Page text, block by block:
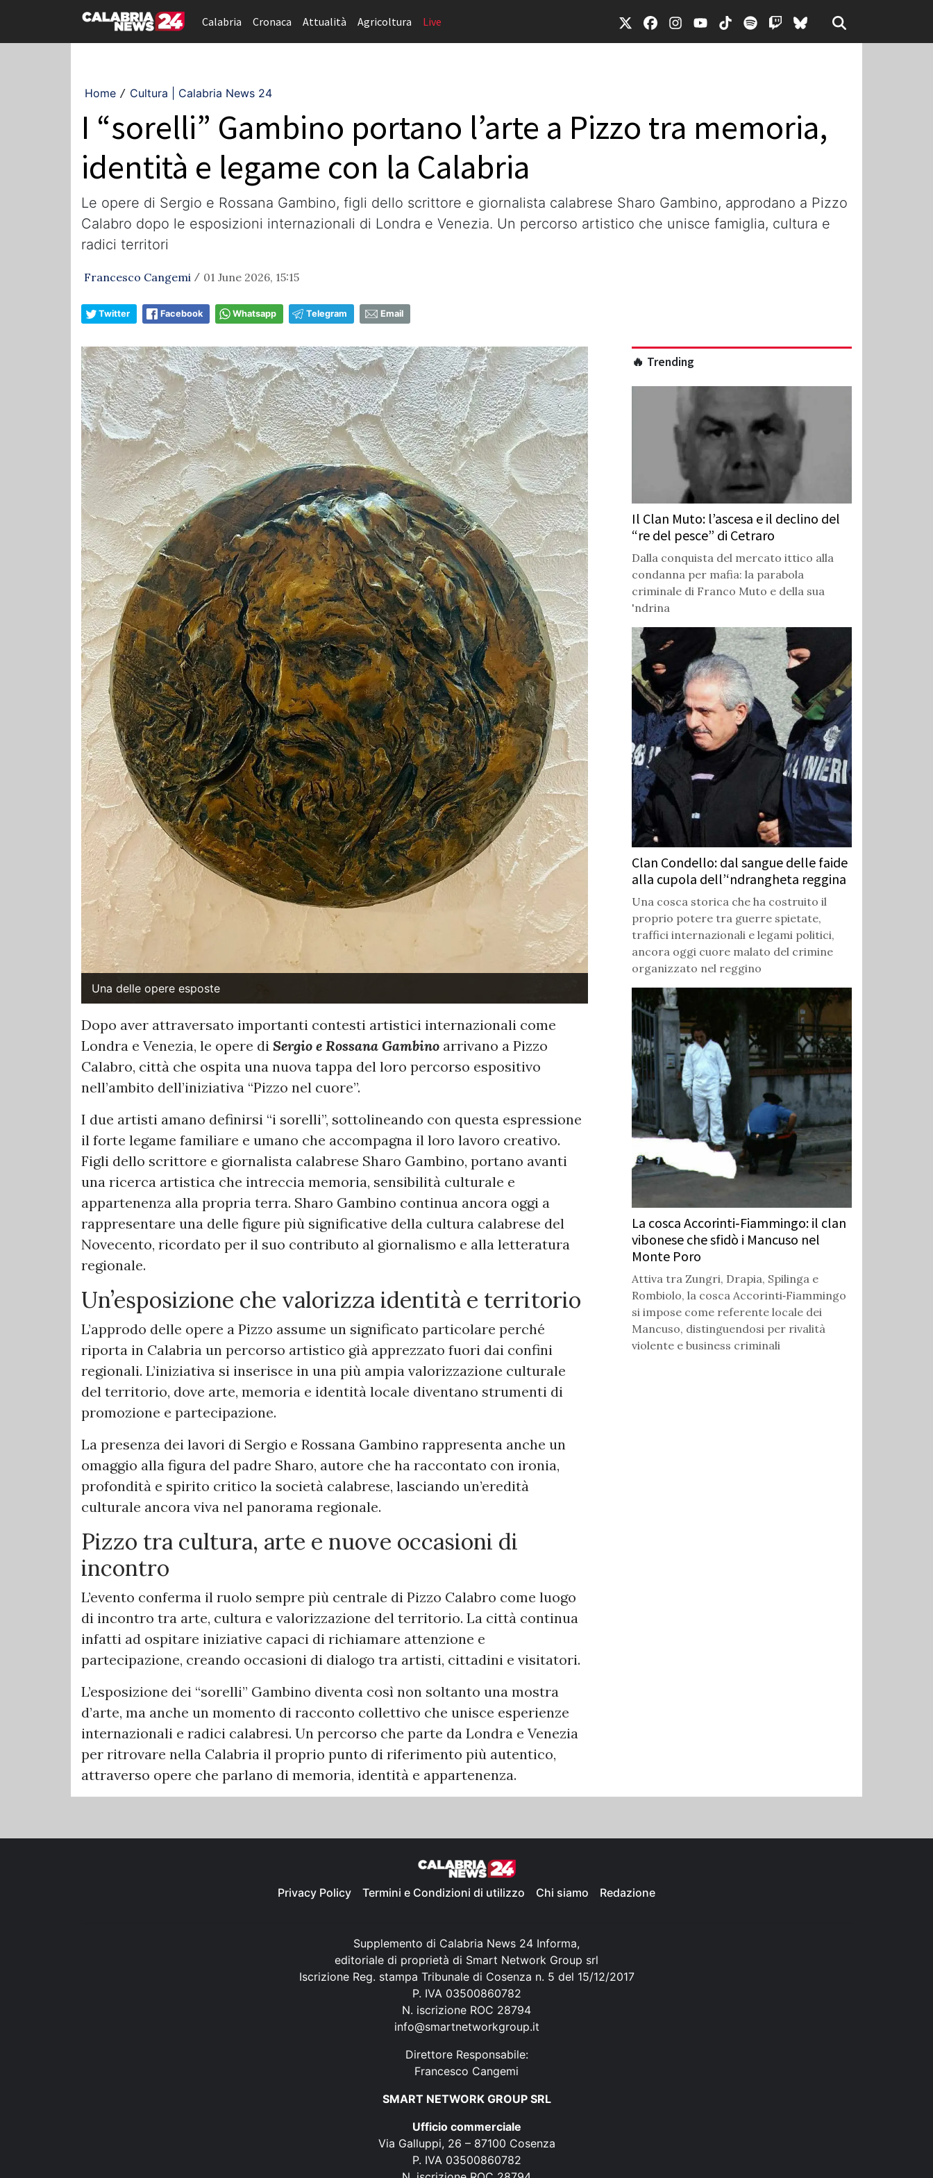
Calabria Cronaca Attualità Agricoltura Live
Home / Cultura | Calabria News 24
I “sorelli” Gambino portano l’arte a Pizzo tra memoria,
identità e legame con la Calabria
Le opere di Sergio e Rossana Gambino, figli dello scrittore e giornalista calabrese Sharo Gambino, approdano a Pizzo
Calabro dopo le esposizioni internazionali di Londra e Venezia. Un percorso artistico che unisce famiglia, cultura e
radici territori
Francesco Cangemi / 01 June 2026, 15:15
Twitter Facebook Whatsapp Telegram Email
Una delle opere esposte
Dopo aver attraversato importanti contesti artistici internazionali come
Londra e Venezia, le opere di Sergio e Rossana Gambino arrivano a Pizzo
Calabro, città che ospita una nuova tappa del loro percorso espositivo
nell’ambito dell’iniziativa “Pizzo nel cuore”.
I due artisti amano definirsi “i sorelli”, sottolineando con questa espressione
il forte legame familiare e umano che accompagna il loro lavoro creativo.
Figli dello scrittore e giornalista calabrese Sharo Gambino, portano avanti
una ricerca artistica che intreccia memoria, sensibilità culturale e
appartenenza alla propria terra. Sharo Gambino continua ancora oggi a
rappresentare una delle figure più significative della cultura calabrese del
Novecento, ricordato per il suo contributo al giornalismo e alla letteratura
regionale.
Un’esposizione che valorizza identità e territorio
L’approdo delle opere a Pizzo assume un significato particolare perché
riporta in Calabria un percorso artistico già apprezzato fuori dai confini
regionali. L’iniziativa si inserisce in una più ampia valorizzazione culturale
del territorio, dove arte, memoria e identità locale diventano strumenti di
promozione e partecipazione.
La presenza dei lavori di Sergio e Rossana Gambino rappresenta anche un
omaggio alla figura del padre Sharo, autore che ha raccontato con ironia,
profondità e spirito critico la società calabrese, lasciando un’eredità
culturale ancora viva nel panorama regionale.
Pizzo tra cultura, arte e nuove occasioni di
incontro
L’evento conferma il ruolo sempre più centrale di Pizzo Calabro come luogo
di incontro tra arte, cultura e valorizzazione del territorio. La città continua
infatti ad ospitare iniziative capaci di richiamare attenzione e
partecipazione, creando occasioni di dialogo tra artisti, cittadini e visitatori.
L’esposizione dei “sorelli” Gambino diventa così non soltanto una mostra
d’arte, ma anche un momento di racconto collettivo che unisce esperienze
internazionali e radici calabresi. Un percorso che parte da Londra e Venezia
per ritrovare nella Calabria il proprio punto di riferimento più autentico,
attraverso opere che parlano di memoria, identità e appartenenza.
🔥 Trending
Il Clan Muto: l’ascesa e il declino del
“re del pesce” di Cetraro
Dalla conquista del mercato ittico alla
condanna per mafia: la parabola
criminale di Franco Muto e della sua
'ndrina
Clan Condello: dal sangue delle faide
alla cupola dell’‘ndrangheta reggina
Una cosca storica che ha costruito il
proprio potere tra guerre spietate,
traffici internazionali e legami politici,
ancora oggi cuore malato del crimine
organizzato nel reggino
La cosca Accorinti‑Fiammingo: il clan
vibonese che sfidò i Mancuso nel
Monte Poro
Attiva tra Zungri, Drapia, Spilinga e
Rombiolo, la cosca Accorinti‑Fiammingo
si impose come referente locale dei
Mancuso, distinguendosi per rivalità
violente e business criminali
Privacy Policy Termini e Condizioni di utilizzo Chi siamo Redazione
Supplemento di Calabria News 24 Informa,
editoriale di proprietà di Smart Network Group srl
Iscrizione Reg. stampa Tribunale di Cosenza n. 5 del 15/12/2017
P. IVA 03500860782
N. iscrizione ROC 28794
info@smartnetworkgroup.it
Direttore Responsabile:
Francesco Cangemi
SMART NETWORK GROUP SRL
Ufficio commerciale
Via Galluppi, 26 – 87100 Cosenza
P. IVA 03500860782